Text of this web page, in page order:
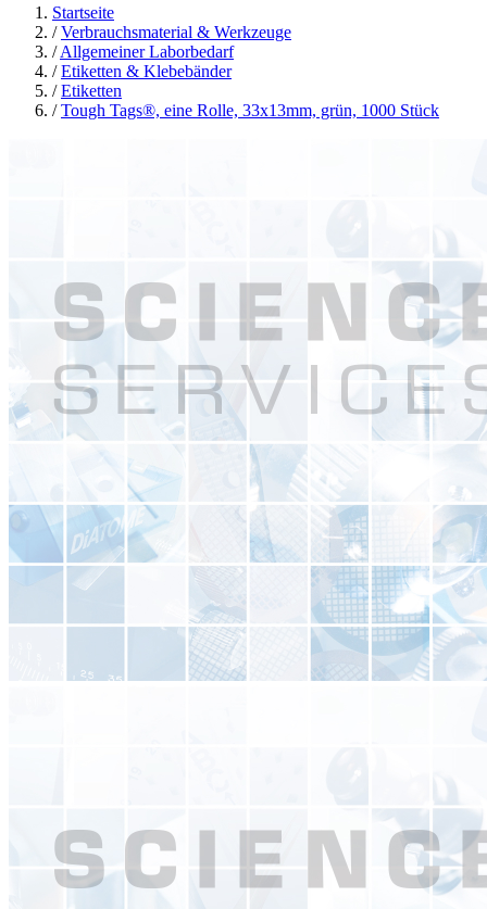
Startseite
/ Verbrauchsmaterial & Werkzeuge
/ Allgemeiner Laborbedarf
/ Etiketten & Klebebänder
/ Etiketten
/ Tough Tags®, eine Rolle, 33x13mm, grün, 1000 Stück